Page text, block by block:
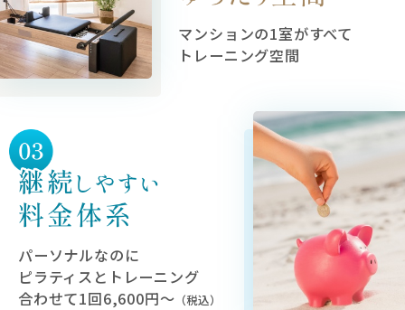
マンションの1室がすべて
トレーニング空間
パーソナルなのに
ピラティスとトレーニング
合わせて1回6,600円〜 （税込）